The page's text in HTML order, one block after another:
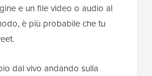
e un file video o audio al
è più probabile che tu
dal vivo andando sulla